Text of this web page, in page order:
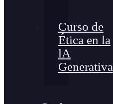
Curso de
Ética en la
lA
Generativa